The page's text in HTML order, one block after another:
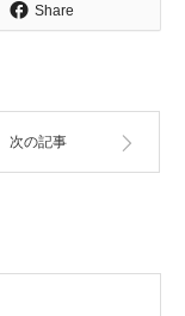
Share
次の記事